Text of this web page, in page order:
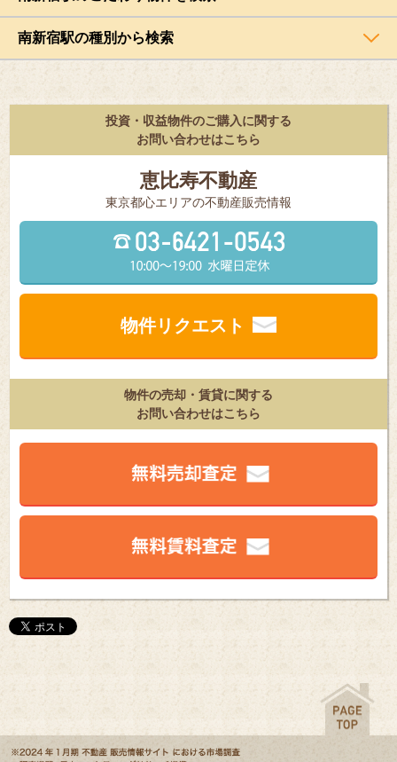
南新宿駅の種別から検索
投資・収益物件のご購入に関する
お問い合わせはこちら
恵比寿不動産
東京都⼼エリアの不動産販売情報
物件リクエスト
物件の売却・賃貸に関する
お問い合わせはこちら